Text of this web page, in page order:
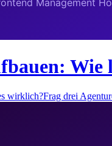
wirklich?Frag drei